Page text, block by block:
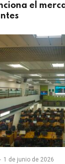
el
1 de junio de 2026